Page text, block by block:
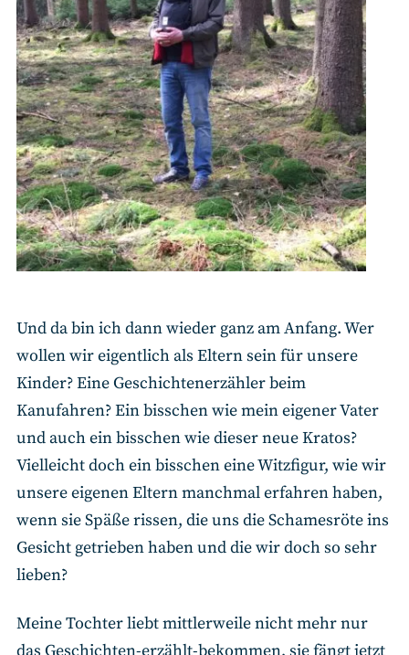
Und da bin ich dann wieder ganz am Anfang. Wer
wollen wir eigentlich als Eltern sein für unsere
Kinder? Eine Geschichtenerzähler beim
Kanufahren? Ein bisschen wie mein eigener Vater
und auch ein bisschen wie dieser neue Kratos?
Vielleicht doch ein bisschen eine Witzfigur, wie wir
unsere eigenen Eltern manchmal erfahren haben,
wenn sie Späße rissen, die uns die Schamesröte ins
Gesicht getrieben haben und die wir doch so sehr
lieben?
Meine Tochter liebt mittlerweile nicht mehr nur
das Geschichten-erzählt-bekommen, sie fängt jetzt